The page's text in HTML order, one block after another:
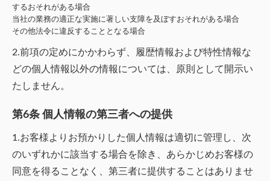
するおそれがある場合
当社の業務の適正な実施に著しい支障を及ぼすおそれがある場合
その他法令に違反することとなる場合
2.前項の定めにかかわらず、履歴情報および特性情報な
どの個人情報以外の情報については、原則として開示い
たしません。
第6条 個人情報の第三者への提供
1.お客様よりお預かりした個人情報は適切に管理し、次
のいずれかに該当する場合を除き、あらかじめお客様の
同意を得ることなく、第三者に提供することはありませ